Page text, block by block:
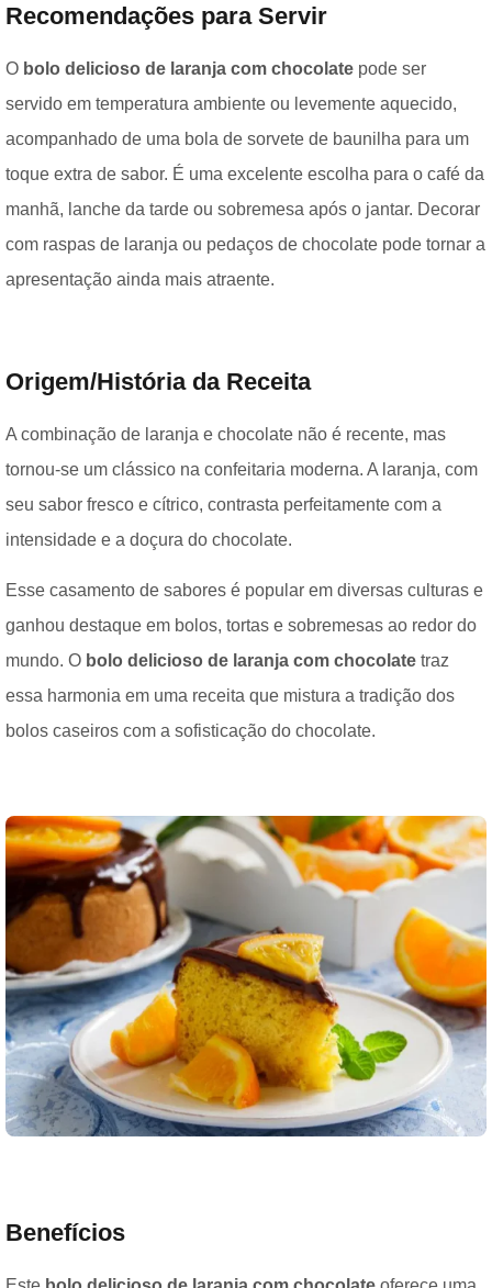
Recomendações para Servir
O bolo delicioso de laranja com chocolate pode ser
servido em temperatura ambiente ou levemente aquecido,
acompanhado de uma bola de sorvete de baunilha para um
toque extra de sabor. É uma excelente escolha para o café da
manhã, lanche da tarde ou sobremesa após o jantar. Decorar
com raspas de laranja ou pedaços de chocolate pode tornar a
apresentação ainda mais atraente.
Origem/História da Receita
A combinação de laranja e chocolate não é recente, mas
tornou-se um clássico na confeitaria moderna. A laranja, com
seu sabor fresco e cítrico, contrasta perfeitamente com a
intensidade e a doçura do chocolate.
Esse casamento de sabores é popular em diversas culturas e
ganhou destaque em bolos, tortas e sobremesas ao redor do
mundo. O bolo delicioso de laranja com chocolate traz
essa harmonia em uma receita que mistura a tradição dos
bolos caseiros com a sofisticação do chocolate.
Benefícios